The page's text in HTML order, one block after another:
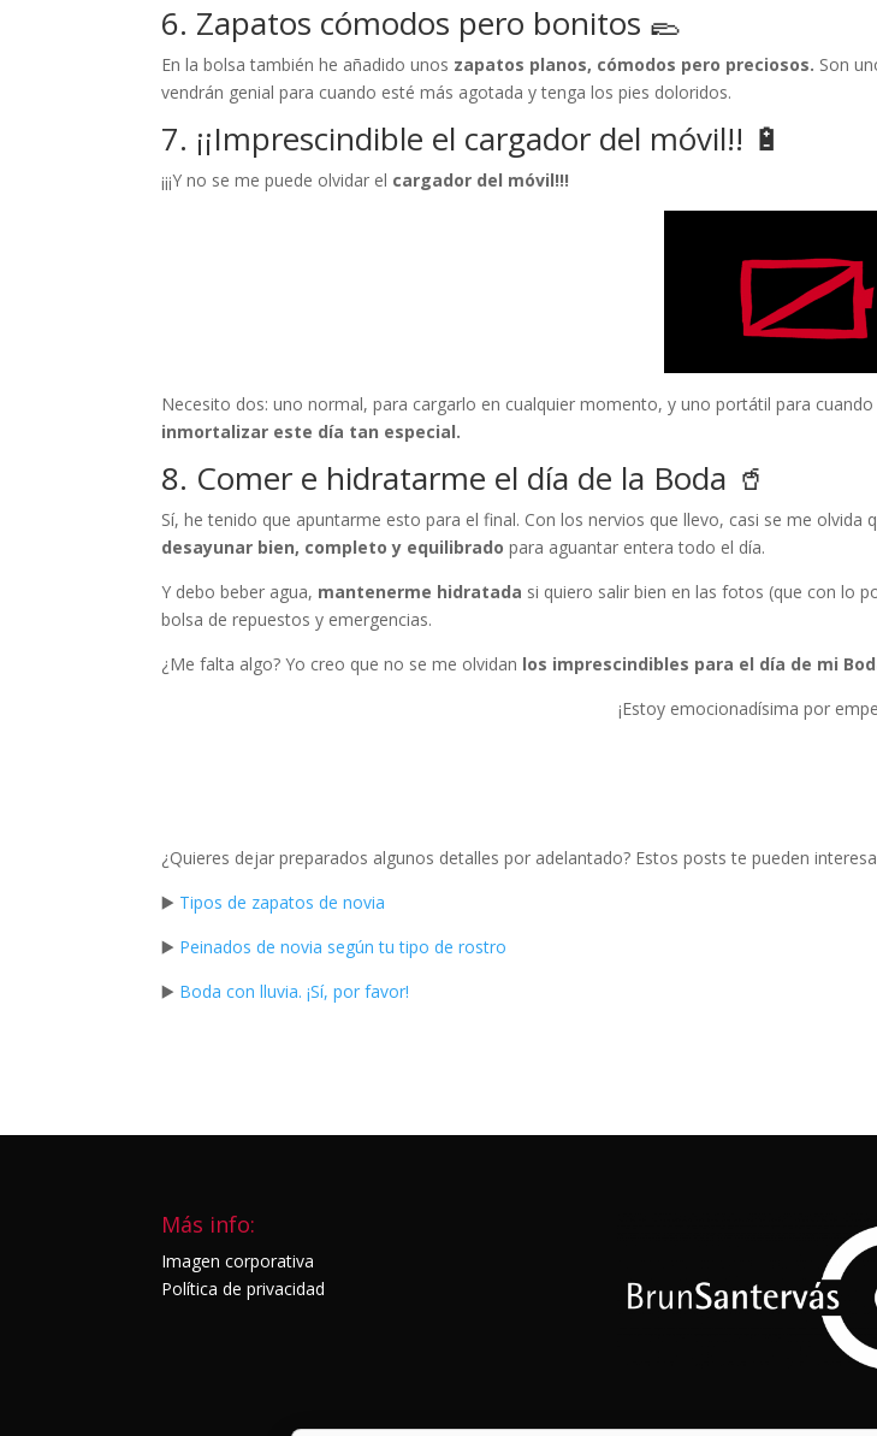
6. Zapatos cómodos pero bonitos 🥿
En la bolsa también he añadido unos zapatos planos, cómodos pero preciosos. Son
vendrán genial para cuando esté más agotada y tenga los pies doloridos.
7. ¡¡Imprescindible el cargador del móvil!! 🔋
¡¡¡Y no se me puede olvidar el cargador del móvil!!!
Necesito dos: uno normal, para cargarlo en cualquier momento, y uno portátil para
inmortalizar este día tan especial.
8. Comer e hidratarme el día de la Boda 🥤
Sí, he tenido que apuntarme esto para el final. Con los nervios que llevo, casi se me olvida
desayunar bien, completo y equilibradopara aguantar entera todo el día.
Y debo beber agua, mantenerme hidratada si quiero salir bien en las fotos (que con lo
bolsa de repuestos y emergencias.
¿Me falta algo? Yo creo que no se me olvidan los imprescindibles para el día de mi
¡Estoy emocionadísima por
¿Quieres dejar preparados algunos detalles por adelantado? Estos posts te pueden
▶️ Tipos de zapatos de novia
▶️ Peinados de novia según tu tipo de rostro
▶️ Boda con lluvia. ¡Sí, por favor!
Más info:
Imagen corporativa
Política de privacidad